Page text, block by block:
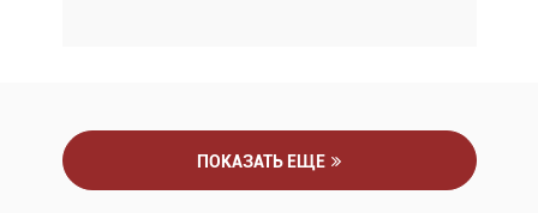
ПОКАЗАТЬ ЕЩЕ